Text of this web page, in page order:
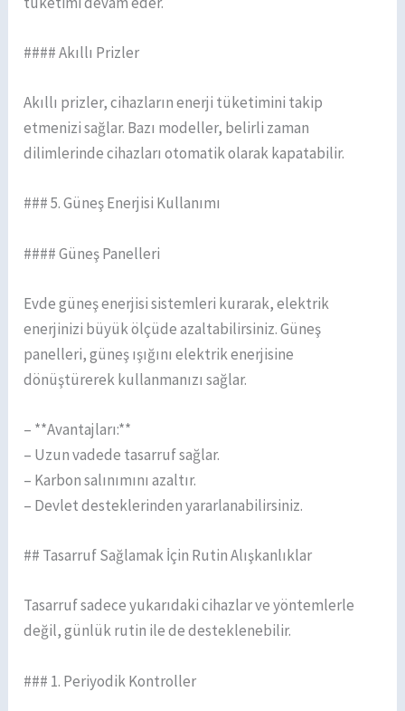
#### Akıllı Prizler
Akıllı prizler, cihazların enerji tüketimini takip
etmenizi sağlar. Bazı modeller, belirli zaman
dilimlerinde cihazları otomatik olarak kapatabilir.
### 5. Güneş Enerjisi Kullanımı
#### Güneş Panelleri
Evde güneş enerjisi sistemleri kurarak, elektrik
enerjinizi büyük ölçüde azaltabilirsiniz. Güneş
panelleri, güneş ışığını elektrik enerjisine
dönüştürerek kullanmanızı sağlar.
– **Avantajları:**
– Uzun vadede tasarruf sağlar.
– Karbon salınımını azaltır.
– Devlet desteklerinden yararlanabilirsiniz.
## Tasarruf Sağlamak İçin Rutin Alışkanlıklar
Tasarruf sadece yukarıdaki cihazlar ve yöntemlerle
değil, günlük rutin ile de desteklenebilir.
### 1. Periyodik Kontroller